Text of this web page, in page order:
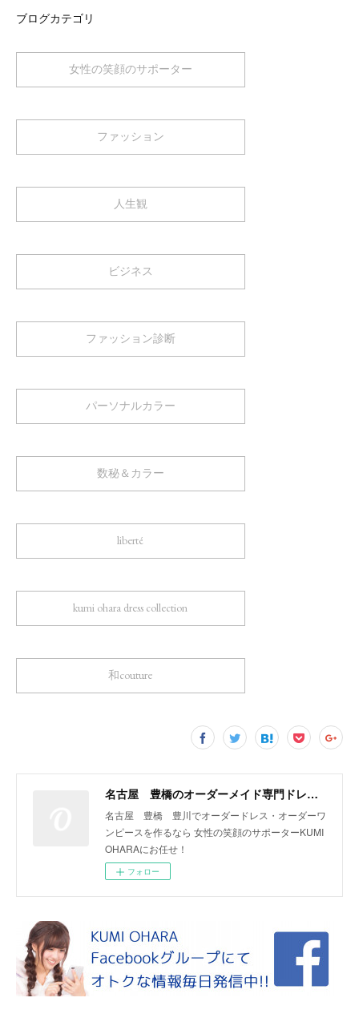
ブログカテゴリ
女性の笑顔のサポーター
ファッション
人生観
ビジネス
ファッション診断
パーソナルカラー
数秘＆カラー
liberté
kumi ohara dress collection
和couture
名古屋 豊橋のオーダーメイド専門ドレスデザイナー KUMI OHARA
名古屋 豊橋 豊川でオーダードレス・オーダーワ
ンピースを作るなら 女性の笑顔のサポーターKUMI
OHARAにお任せ！
フォロー